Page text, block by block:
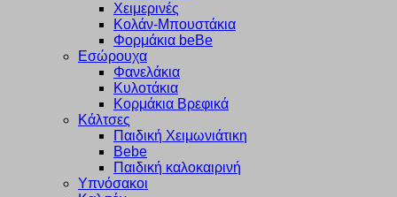
Χειμερινές
Κολάν-Μπουστάκια
Φορμάκια beBe
Εσώρουχα
Φανελάκια
Κυλοτάκια
Κορμάκια Βρεφικά
Κάλτσες
Παιδική Χειμωνιάτικη
Bebe
Παιδική καλοκαιρινή
Υπνόσακοι